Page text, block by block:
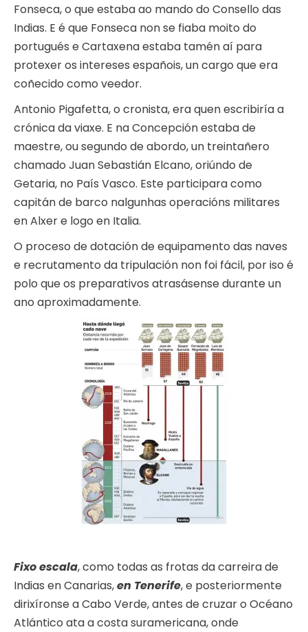
Fonseca, o que estaba ao mando do Consello das
Indias. E é que Fonseca non se fiaba moito do
portugués e Cartaxena estaba tamén aí para
protexer os intereses españois, un cargo que era
coñecido como veedor.
Antonio Pigafetta, o cronista, era quen escribiría a
crónica da viaxe. E na Concepción estaba de
maestre, ou segundo de abordo, un treintañero
chamado Juan Sebastián Elcano, oriúndo de
Getaria, no País Vasco. Este participara como
capitán de barco nalgunhas operacións militares
en Alxer e logo en Italia.
O proceso de dotación de equipamento das naves
e recrutamento da tripulación non foi fácil, por iso é
polo que os preparativos atrasásense durante un
ano aproximadamente.
Fixo escala, como todas as frotas da carreira de
Indias en Canarias,en Tenerife, e posteriormente
dirixíronse a Cabo Verde, antes de cruzar o Océano
Atlántico ata a costa suramericana, onde